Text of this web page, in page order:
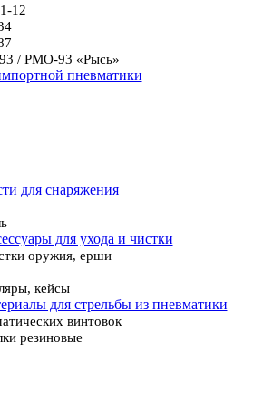
12
/ РМО-93 «Рысь»
пневматики
для снаряжения
для ухода и чистки
оружия, ерши
кейсы
для стрельбы из пневматики
винтовок
резиновые